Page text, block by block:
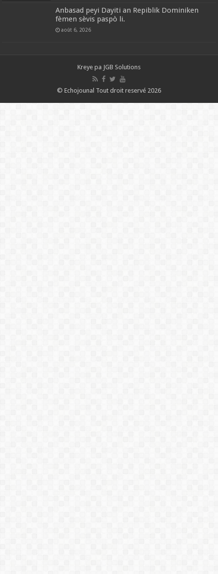
Anbasad peyi Dayiti an Repiblik Dominiken
fèmen sèvis paspò li.
août 6, 2026
Kreye pa JGB Solutions
© Echojounal Tout droit reservé 2026